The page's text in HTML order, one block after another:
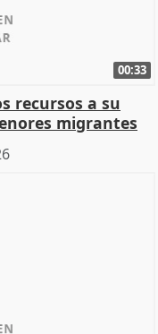
00:33
recursos a su
migrantes